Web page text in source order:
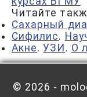
Читайте
Сахарный
Сифилис.
Акне.УЗИ . О
© 2026 -